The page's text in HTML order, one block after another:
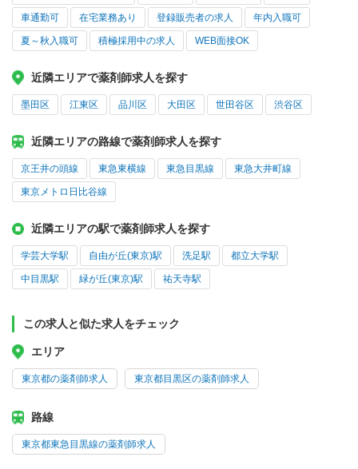
車通勤可 在宅業務あり 登録販売者の求人 年内入職可
夏～秋入職可 積極採用中の求人 WEB面接OK
近隣エリアで薬剤師求人を探す
墨田区 江東区 品川区 大田区 世田谷区 渋谷区
近隣エリアの路線で薬剤師求人を探す
京王井の頭線 東急東横線 東急目黒線 東急大井町線
東京メトロ日比谷線
近隣エリアの駅で薬剤師求人を探す
学芸大学駅 自由が丘(東京)駅 洗足駅 都立大学駅
中目黒駅 緑が丘(東京)駅 祐天寺駅
この求人と似た求人をチェック
エリア
東京都の薬剤師求人 東京都目黒区の薬剤師求人
路線
東京都東急目黒線の薬剤師求人